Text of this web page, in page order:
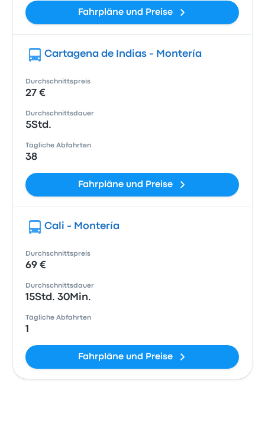
Fahrpläne und Preise
Cartagena de Indias - Montería
Durchschnittspreis
27 €
Durchschnittsdauer
5Std.
Tägliche Abfahrten
38
Fahrpläne und Preise
Cali - Montería
Durchschnittspreis
69 €
Durchschnittsdauer
15Std. 30Min.
Tägliche Abfahrten
1
Fahrpläne und Preise